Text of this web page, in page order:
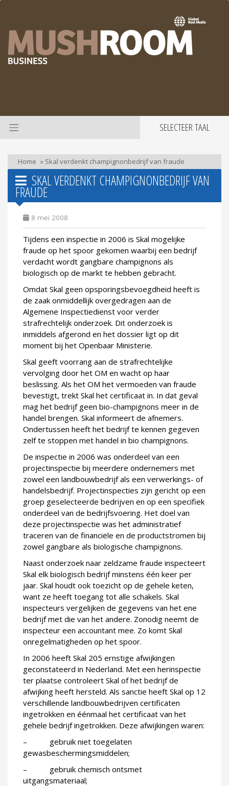
SELECTEER TAAL
Home » Skal verdenkt champignonbedrijf van fraude
SKAL VERDENKT CHAMPIGNONBEDRIJF VAN
FRAUDE
8 mei 2008
Tijdens een inspectie in 2006 is Skal mogelijke
fraude op het spoor gekomen waarbij een bedrijf
verdacht wordt gangbare champignons als
biologisch op de markt te hebben gebracht.
Omdat Skal geen opsporingsbevoegdheid heeft is
de zaak onmiddellijk overgedragen aan de
Algemene Inspectiedienst voor verder
strafrechtelijk onderzoek. Dit onderzoek is
inmiddels afgerond en het dossier ligt op dit
moment bij het Openbaar Ministerie.
Skal geeft voorrang aan de strafrechtelijke
vervolging door het OM en wacht op haar
beslissing. Als het OM het vermoeden van fraude
bevestigt, trekt Skal het certificaat in. In dat geval
mag het bedrijf geen bio-champignons meer in de
handel brengen. Skal informeert de afnemers.
Ondertussen heeft het bedrijf te kennen gegeven
zelf te stoppen met handel in bio champignons.
De inspectie in 2006 was onderdeel van een
projectinspectie bij meerdere ondernemers met
zowel een landbouwbedrijf als een verwerkings- of
handelsbedrijf. Projectinspecties zijn gericht op een
groep geselecteerde bedrijven en op een specifiek
onderdeel van de bedrijfsvoering. Het doel van
deze projectinspectie was het administratief
traceren van de financiële en de productstromen bij
zowel gangbare als biologische champignons.
Naast onderzoek naar zeldzame fraude inspecteert
Skal elk biologisch bedrijf minstens één keer per
jaar. Skal houdt ook toezicht op de gehele keten,
want ze heeft toegang tot alle schakels. Skal
inspecteurs vergelijken de gegevens van het ene
bedrijf met die van het andere. Zonodig neemt de
inspecteur een accountant mee. Zo komt Skal
onregelmatigheden op het spoor.
In 2006 heeft Skal 205 ernstige afwijkingen
geconstateerd in Nederland. Met een herinspectie
ter plaatse controleert Skal of het bedrijf de
afwijking heeft hersteld. Als sanctie heeft Skal op 12
verschillende landbouwbedrijven certificaten
ingetrokken en éénmaal het certificaat van het
gehele bedrijf ingetrokken. Deze afwijkingen waren:
–
gebruik niet toegelaten
gewasbeschermingsmiddelen;
–
gebruik chemisch ontsmet
uitgangsmateriaal;